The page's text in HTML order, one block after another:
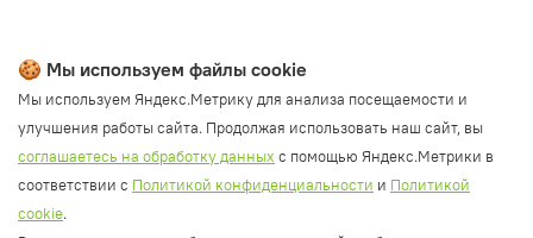
Публичная оферта
Политика конфиденциальности и обработки ПД
Согласие на обработку ПД
Согласие на рассылку
Согласие на обработку cookie файлов
🍪 Мы используем файлы cookie
Мы используем Яндекс.Метрику для анализа посещаемости и
улучшения работы сайта. Продолжая использовать наш сайт, вы
соглашаетесь на обработку данных с помощью Яндекс.Метрики в
соответствии с Политикой конфиденциальности и Политикой
cookie.